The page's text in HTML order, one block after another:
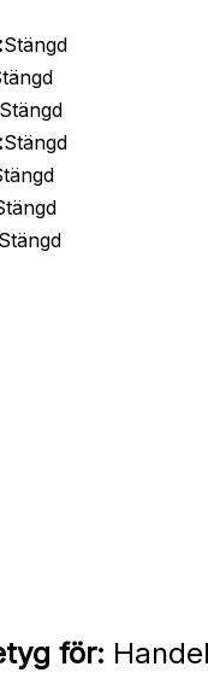
Stängd
Stängd
Stängd
Stängd
för: